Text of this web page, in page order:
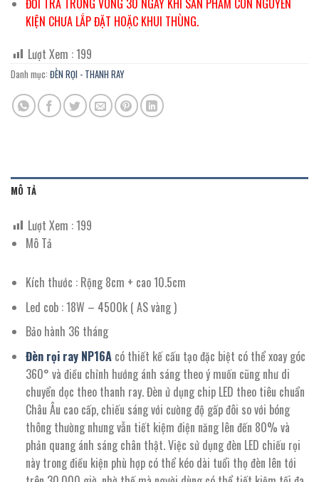
KIỆN CHƯA LẮP ĐẶT HOẶC KHUI THÙNG.
Lượt Xem :199
Danh mục: ĐÈN RỌI - THANH RAY
MÔ TẢ
Lượt Xem :199
Mô Tả
Kích thước : Rộng 8cm + cao 10.5cm
Led cob : 18W – 4500k ( AS vàng )
Bảo hành 36 tháng
Đèn rọi ray NP16Acó thiết kế cấu tạo đặc biệt có thể xoay góc
360° và điều chỉnh hướng ánh sáng theo ý muốn cũng như di
chuyển dọc theo thanh ray. Đèn ử dụng chip LED theo tiêu chuẩn
Châu Âu cao cấp, chiếu sáng với cường độ gấp đôi so với bóng
thông thường nhưng vẫn tiết kiệm điện năng lên đến 80% và
phản quang ánh sáng chân thật. Việc sử dụng đèn LED chiếu rọi
này trong điều kiện phù hợp có thể kéo dài tuổi thọ đèn lên tới